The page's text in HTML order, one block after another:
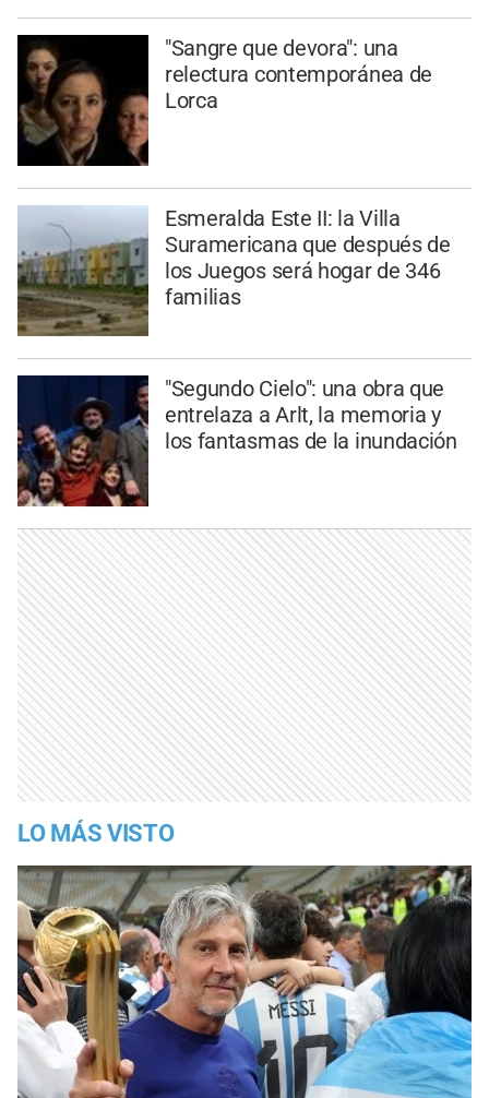
"Sangre que devora": una
relectura contemporánea de
Lorca
Esmeralda Este II: la Villa
Suramericana que después de
los Juegos será hogar de 346
familias
"Segundo Cielo": una obra que
entrelaza a Arlt, la memoria y
los fantasmas de la inundación
LO MÁS VISTO